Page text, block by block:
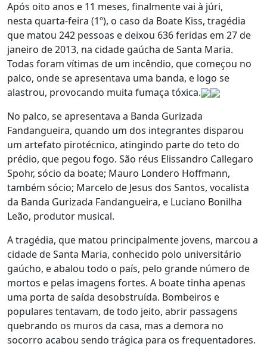
Após oito anos e 11 meses, finalmente vai à júri,
nesta quarta-feira (1º), o caso da Boate Kiss, tragédia
que matou 242 pessoas e deixou 636 feridas em 27 de
janeiro de 2013, na cidade gaúcha de Santa Maria.
Todas foram vítimas de um incêndio, que começou no
palco, onde se apresentava uma banda, e logo se
alastrou, provocando muita fumaça tóxica.
No palco, se apresentava a Banda Gurizada
Fandangueira, quando um dos integrantes disparou
um artefato pirotécnico, atingindo parte do teto do
prédio, que pegou fogo. São réus Elissandro Callegaro
Spohr, sócio da boate; Mauro Londero Hoffmann,
também sócio; Marcelo de Jesus dos Santos, vocalista
da Banda Gurizada Fandangueira, e Luciano Bonilha
Leão, produtor musical.
A tragédia, que matou principalmente jovens, marcou a
cidade de Santa Maria, conhecido polo universitário
gaúcho, e abalou todo o país, pelo grande número de
mortos e pelas imagens fortes. A boate tinha apenas
uma porta de saída desobstruída. Bombeiros e
populares tentavam, de todo jeito, abrir passagens
quebrando os muros da casa, mas a demora no
socorro acabou sendo trágica para os frequentadores.